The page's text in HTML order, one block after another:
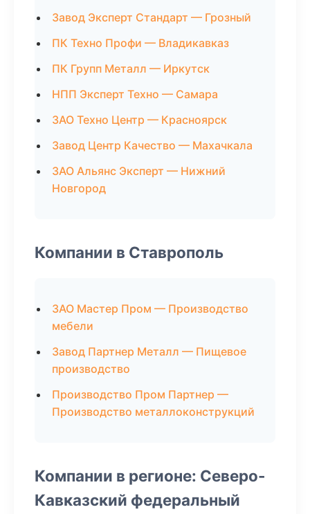
Завод Эксперт Стандарт — Грозный
ПК Техно Профи — Владикавказ
ПК Групп Металл — Иркутск
НПП Эксперт Техно — Самара
ЗАО Техно Центр — Красноярск
Завод Центр Качество — Махачкала
ЗАО Альянс Эксперт — Нижний
Новгород
Компании в Ставрополь
ЗАО Мастер Пром — Производство
мебели
Завод Партнер Металл — Пищевое
производство
Производство Пром Партнер —
Производство металлоконструкций
Компании в регионе: Северо-
Кавказский федеральный